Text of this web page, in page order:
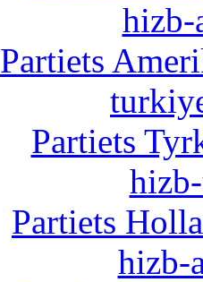
hizb-
Partiets
Partiets
Partiets
hizb-